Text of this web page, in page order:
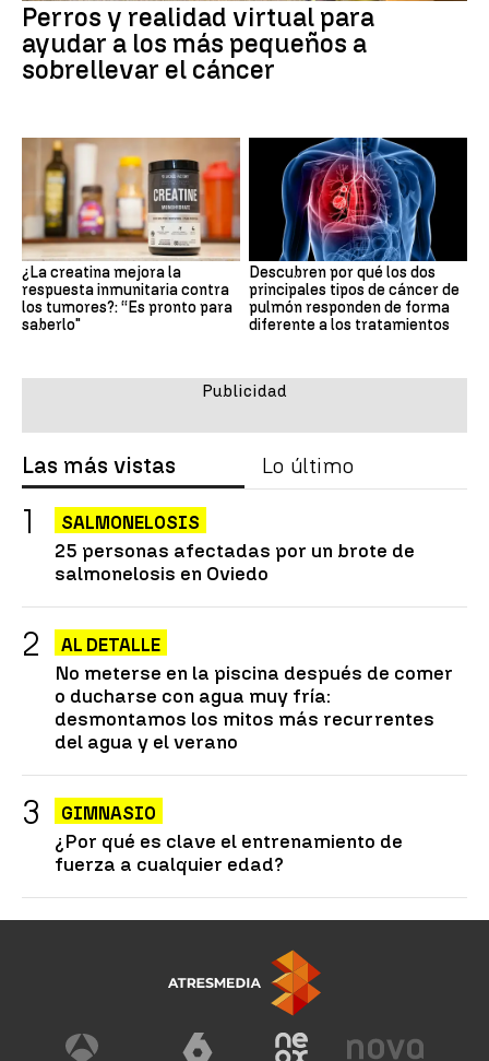
Perros y realidad virtual para
ayudar a los más pequeños a
sobrellevar el cáncer
¿La creatina mejora la
respuesta inmunitaria contra
los tumores?: “Es pronto para
saberlo"
Descubren por qué los dos
principales tipos de cáncer de
pulmón responden de forma
diferente a los tratamientos
Las más vistas Lo último
SALMONELOSIS
25 personas afectadas por un brote de
salmonelosis en Oviedo
AL DETALLE
No meterse en la piscina después de comer
o ducharse con agua muy fría:
desmontamos los mitos más recurrentes
del agua y el verano
GIMNASIO
¿Por qué es clave el entrenamiento de
fuerza a cualquier edad?